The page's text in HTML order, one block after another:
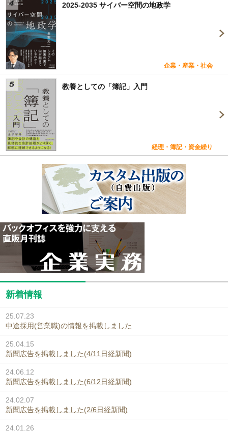
2025-2035 サイバー空間の地政学
企業・産業・社会
教養としての「簿記」入門
経理・簿記・資金繰り
新着情報
25.07.23
中途採用(営業職)の情報を掲載しました
25.04.15
新聞広告を掲載しました(4/11日経新聞)
24.06.12
新聞広告を掲載しました(6/12日経新聞)
24.02.07
新聞広告を掲載しました(2/6日経新聞)
24.01.26